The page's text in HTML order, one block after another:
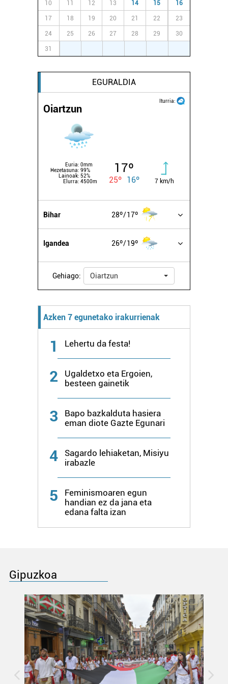
10 11 12 13 14 15 16
17 18 19 20 21 22 23
24 25 26 27 28 29 30
31
EGURALDIA
Iturria:
Oiartzun
Euria: 0mm
Hezetasuna: 99%
Lainoak: 52%
Elurra: 4500m
17º
25º 16º 7 km/h
Bihar 28º 17º
Igandea 26º 19º
Gehiago: Oiartzun
Azken 7 egunetako irakurrienak
1 Lehertu da festa!
2
Ugaldetxo eta Ergoien,
besteen gainetik
3
Bapo bazkalduta hasiera
eman diote Gazte Egunari
4
Sagardo lehiaketan, Misiyu
irabazle
5
Feminismoaren egun
handian ez da jana eta
edana falta izan
Gipuzkoa